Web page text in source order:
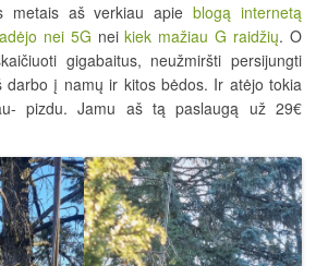
metais aš verkiau apieblogą internetą
nei 5G neikiek mažiau G raidžių. O
gigabaitus, neužmiršti persijungti
darbo į namų ir kitos bėdos. Ir atėjo tokia
pizdu. Jamu aš tą paslaugą už 29€